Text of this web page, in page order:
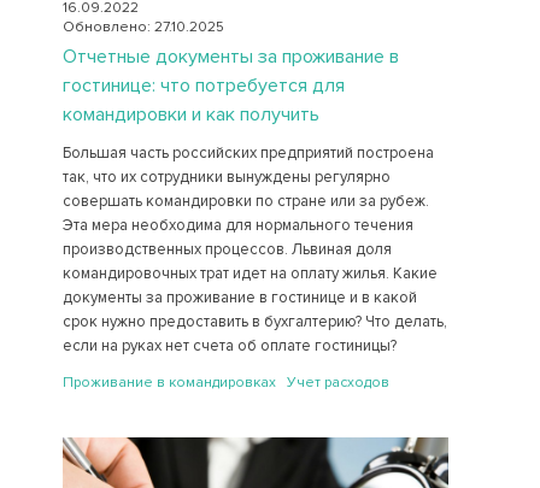
16.09.2022
Обновлено: 27.10.2025
Отчетные документы за проживание в
гостинице: что потребуется для
командировки и как получить
Большая часть российских предприятий построена
так, что их сотрудники вынуждены регулярно
совершать командировки по стране или за рубеж.
Эта мера необходима для нормального течения
производственных процессов. Львиная доля
командировочных трат идет на оплату жилья. Какие
документы за проживание в гостинице и в какой
срок нужно предоставить в бухгалтерию? Что делать,
если на руках нет счета об оплате гостиницы?
Проживание в командировках Учет расходов